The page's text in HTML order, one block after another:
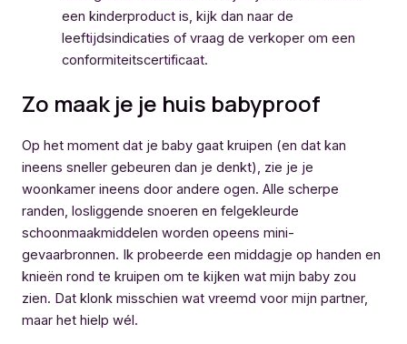
een kinderproduct is, kijk dan naar de
leeftijdsindicaties of vraag de verkoper om een
conformiteitscertificaat.
Zo maak je je huis babyproof
Op het moment dat je baby gaat kruipen (en dat kan
ineens sneller gebeuren dan je denkt), zie je je
woonkamer ineens door andere ogen. Alle scherpe
randen, losliggende snoeren en felgekleurde
schoonmaakmiddelen worden opeens mini-
gevaarbronnen. Ik probeerde een middagje op handen en
knieën rond te kruipen om te kijken wat mijn baby zou
zien. Dat klonk misschien wat vreemd voor mijn partner,
maar het hielp wél.